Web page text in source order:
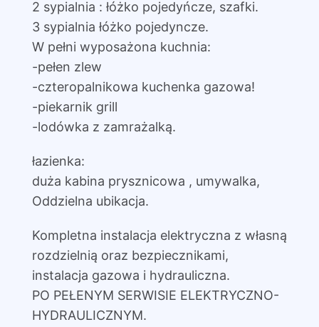
2 sypialnia : łóżko pojedyńcze, szafki.
3 sypialnia łóżko pojedyncze.
W pełni wyposażona kuchnia:
-pełen zlew
-czteropalnikowa kuchenka gazowa!
-piekarnik grill
-lodówka z zamrażalką.
łazienka:
duża kabina prysznicowa , umywalka,
Oddzielna ubikacja.
Kompletna instalacja elektryczna z własną
rozdzielnią oraz bezpiecznikami,
instalacja gazowa i hydrauliczna.
PO PEŁENYM SERWISIE ELEKTRYCZNO-
HYDRAULICZNYM.